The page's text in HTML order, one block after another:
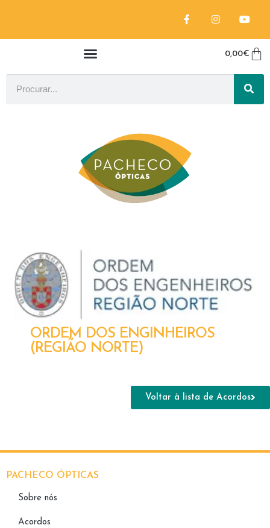
0,00€
ORDEM DOS ENGINHEIROS
(REGIÃO NORTE)
Voltar à lista de Acordos
PACHECO ÓPTICAS
Sobre nós
Acordos